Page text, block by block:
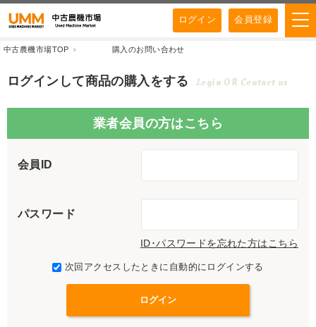
ログイン 会員登録
中古農機市場TOP 購入のお問い合わせ
ログインして商品の購入をする Login OR Contact us
業者会員の方はこちら
会員ID
パスワード
ID･パスワードを忘れた方はこちら
次回アクセスしたときに自動的にログインする